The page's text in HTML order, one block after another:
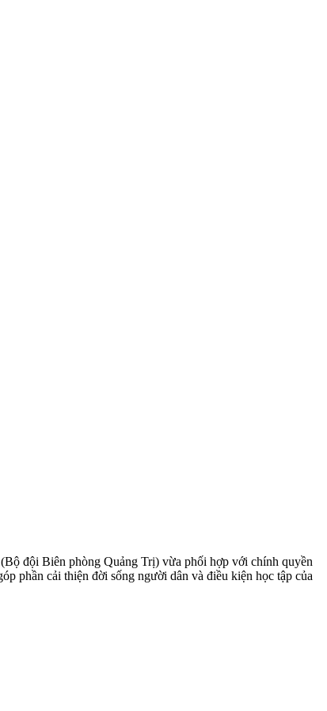
đội Biên phòng Quảng Trị) vừa phối hợp với chính quyền
phần cải thiện đời sống người dân và điều kiện học tập của